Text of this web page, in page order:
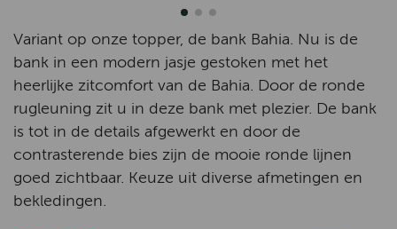
Variant op onze topper, de bank Bahia. Nu is de
bank in een modern jasje gestoken met het
heerlijke zitcomfort van de Bahia. Door de ronde
rugleuning zit u in deze bank met plezier. De bank
is tot in de details afgewerkt en door de
contrasterende bies zijn de mooie ronde lijnen
goed zichtbaar. Keuze uit diverse afmetingen en
bekledingen.